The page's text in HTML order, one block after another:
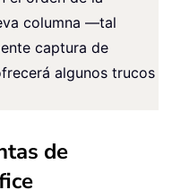
columna —tal
captura de
algunos trucos
de